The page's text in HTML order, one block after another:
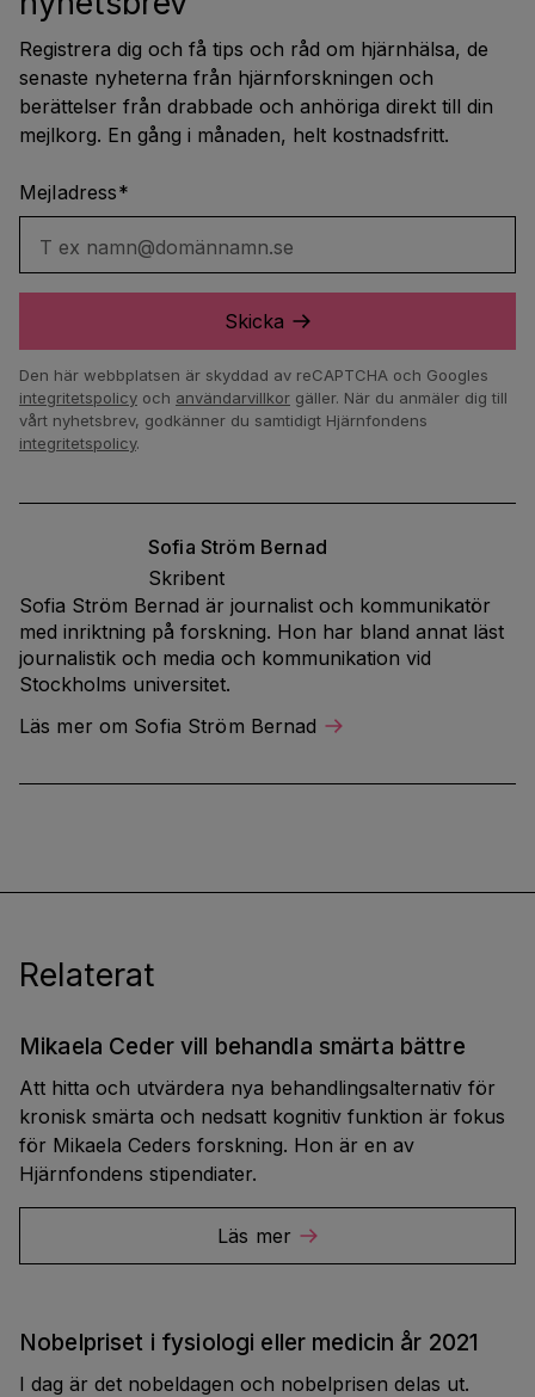
Registrera dig och få tips och råd om hjärnhälsa, de
senaste nyheterna från hjärnforskningen och
berättelser från drabbade och anhöriga direkt till din
mejlkorg. En gång i månaden, helt kostnadsfritt.
Mejladress*
T ex namn@domännamn.se
Skicka
Den här webbplatsen är skyddad av reCAPTCHA och Googles
integritetspolicy och användarvillkor gäller. När du anmäler dig till
vårt nyhetsbrev, godkänner du samtidigt Hjärnfondens
integritetspolicy.
Sofia Ström Bernad
Skribent
Sofia Ström Bernad är journalist och kommunikatör
med inriktning på forskning. Hon har bland annat läst
journalistik och media och kommunikation vid
Stockholms universitet.
Läs mer om Sofia Ström Bernad
Relaterat
Mikaela Ceder vill behandla smärta bättre
Att hitta och utvärdera nya behandlingsalternativ för
kronisk smärta och nedsatt kognitiv funktion är fokus
för Mikaela Ceders forskning. Hon är en av
Hjärnfondens stipendiater.
Läs mer
Nobelpriset i fysiologi eller medicin år 2021
I dag är det nobeldagen och nobelprisen delas ut.